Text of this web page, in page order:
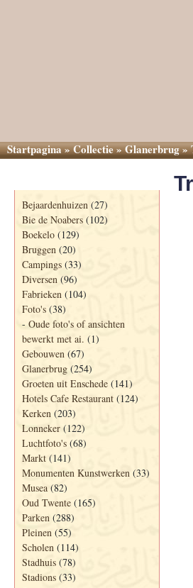
Startpagina»Collectie»Glanerbrug»
Bejaardenhuizen (27)
Bie de Noabers (102)
Boekelo (129)
Bruggen (20)
Campings (33)
Diversen (96)
Fabrieken (104)
Foto's (38)
- Oude foto's of ansichten
bewerkt met ai. (1)
Gebouwen (67)
Glanerbrug (254)
Groeten uit Enschede (141)
Hotels Cafe Restaurant (124)
Kerken (203)
Lonneker (122)
Luchtfoto's (68)
Markt (141)
Monumenten Kunstwerken (33)
Musea (82)
Oud Twente (165)
Parken (288)
Pleinen (55)
Scholen (114)
Stadhuis (78)
Stadions (33)